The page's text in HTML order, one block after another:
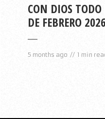
CON DIOS
DE FEBRERO
5 months ago 1 min